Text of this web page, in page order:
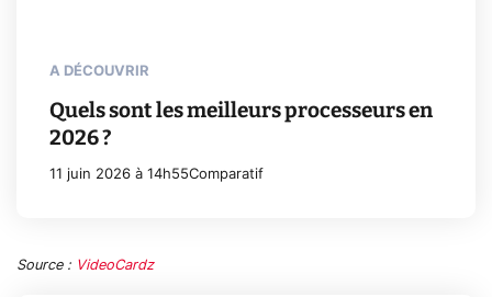
A DÉCOUVRIR
Quels sont les meilleurs processeurs en
2026 ?
11 juin 2026 à 14h55Comparatif
Source : VideoCardz